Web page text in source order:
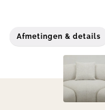
Afmetingen & details